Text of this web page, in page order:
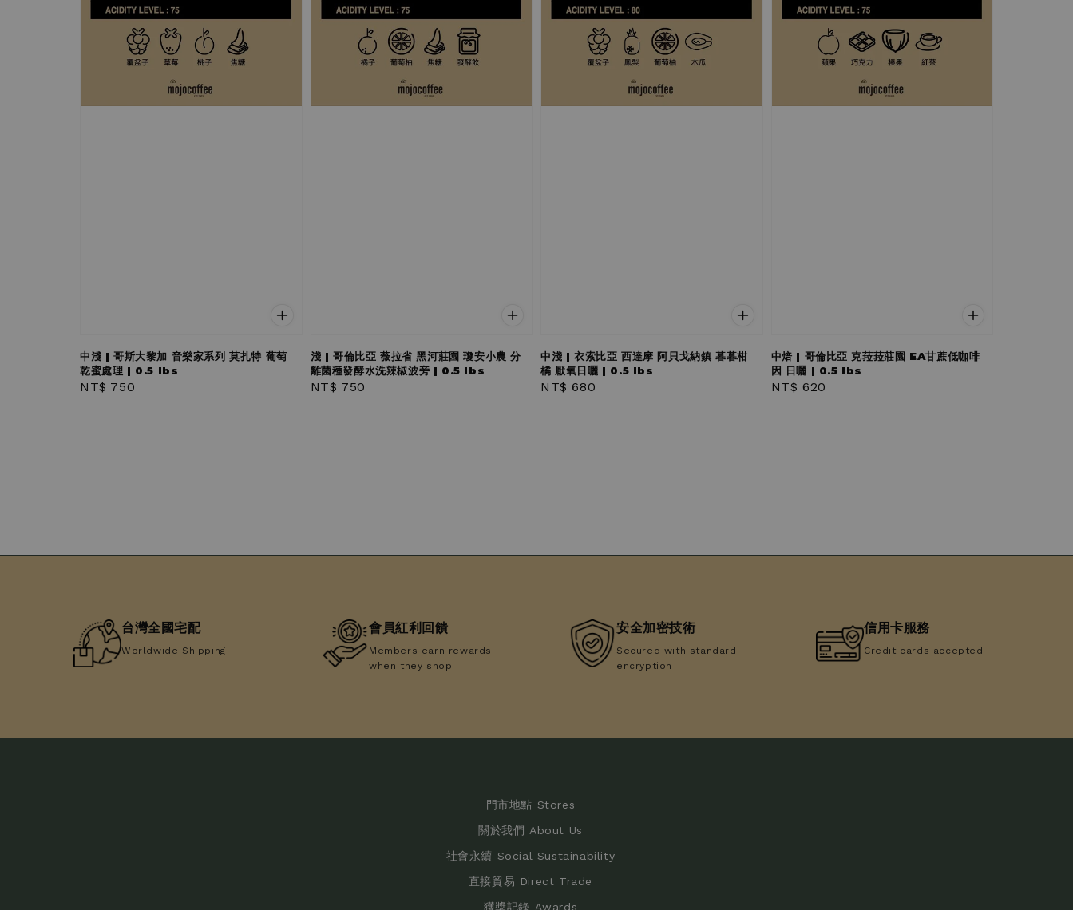
中淺 | 哥斯大黎加 音樂家系列 莫扎特 葡萄
乾蜜處理 | 0.5 lbs
Regular
NT$ 750
淺 | 哥倫比亞 薇拉省 黑河莊園 瓊安小農 分
離菌種發酵水洗辣椒波旁 | 0.5 lbs
Regular
NT$ 750
中淺 | 衣索比亞 西達摩 阿貝戈納鎮 暮暮柑
橘 厭氧日曬 | 0.5 lbs
Regular
NT$ 680
中焙 | 哥倫比亞 克菈菈莊園 EA甘蔗低咖啡
因 日曬 | 0.5 lbs
Regular
NT$ 620
台灣全國宅配
Worldwide Shipping
會員紅利回饋
Members earn rewards
when they shop
安全加密技術
Secured with standard
encryption
信用卡服務
Credit cards accepted
門市地點 Stores
關於我們 About Us
社會永續 Social Sustainability
直接貿易 Direct Trade
獲獎記錄 Awards